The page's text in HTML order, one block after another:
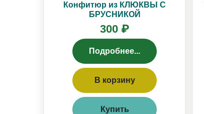
Конфитюр из КЛЮКВЫ С
БРУСНИКОЙ
300 ₽
Подробнее...
В корзину
Купить